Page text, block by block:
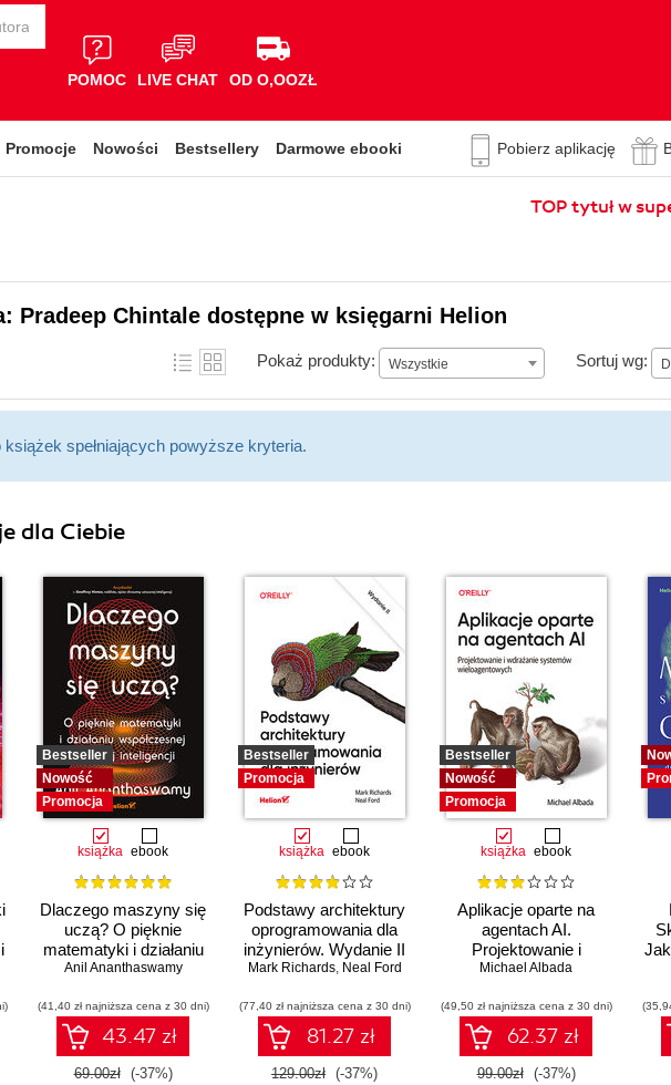
POMOC LIVE CHAT OD O,OOZŁ
Promocje Nowości Bestsellery Darmowe ebooki Pobierz aplikację
TOP tytuł w
Pradeep Chintale dostępne w księgarni Helion
Pokaż produkty: Wszystkie Sortuj wg:
książek spełniających powyższe kryteria.
dla Ciebie
Bestseller
Nowość
Promocja
książka ebook
Dlaczego maszyny się
uczą? O pięknie
matematyki i działaniu
współczesnej sztucznej
Anil Ananthaswamy
(41,40 zł najniższa cena z 30 dni)
43.47 zł
69.00zł (-37%)
Bestseller
Promocja
książka ebook
Podstawy architektury
oprogramowania dla
inżynierów. Wydanie II
Mark Richards, Neal Ford
(77,40 zł najniższa cena z 30 dni)
81.27 zł
129.00zł (-37%)
Bestseller
Nowość
Promocja
książka ebook
Aplikacje oparte na
agentach AI.
Projektowanie i
wdrażanie systemów
Michael Albada
(49,50 zł najniższa cena z 30 dni)
62.37 zł
99.00zł (-37%)